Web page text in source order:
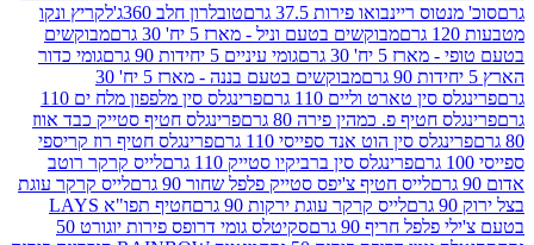
ריינבואו פירות 37.5 גרם
טובלרון חלב 360ג'
לקריץ ונקו
מבוקשים בטעם וניל - מארז 5 יח' 30 גרם
מבוקשים
5 יח' 30 גרם
גומי עיניים 5 יחידות 90 גרם
גומי כדור
מבוקשים בטעם בננה - מארז 5 יח' 30
טארט וליים 110 גרם
פרינגלס סין מלפפון מלח ים 110
פ. כמהין פירה 80 גרם
פרינגלס חטיף סטייק כבד אווז
סין הוט אנד ספייסי 110 גרם
פרינגלס חטיף רוז קריספי
פרינגלס סין ברביקיו סטייק 110 גרם
לייס קרקר רוטב
לייס חטיף צ'יפס סטייק פלפל שחור 90 גרם
לייס קרקר עוגת
לייס קרקר עוגת ירקות 90 גרם
חטיף תפו"א LAYS
חריף 90 גרם
סקיטלס גומי דרופס פירות יוגורט 50